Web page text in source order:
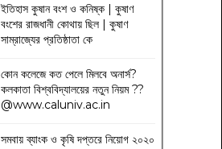
ইতিহাস কুষান বংশ ও কনিষ্ক | কুষাণ
বংশের রাজধানী কোথায় ছিল | কুষাণ
সাম্রাজ্যের প্রতিষ্ঠাতা কে
কোন কলেজে কত পেলে মিলবে অনার্স?
কলকাতা বিশ্ববিদ্যালয়ের নতুন নিয়ম??
@www.caluniv.ac.in
সমবায় ব্যাংক ও কৃষি দপ্তরে নিয়োগ ২০২০